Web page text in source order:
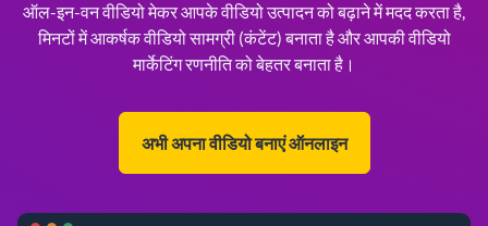
ऑल-इन-वन वीडियो मेकर आपके वीडियो उत्पादन को बढ़ाने में मदद करता है,
मिनटों में आकर्षक वीडियो सामग्री (कंटेंट) बनाता है और आपकी वीडियो
मार्केटिंग रणनीति को बेहतर बनाता है।
अभी अपना वीडियो बनाएं ऑनलाइन